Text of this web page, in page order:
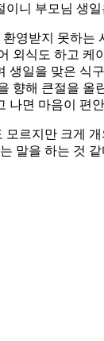
니 부모님 생
영받지 못하
식도 하고
일을 맞은
해 큰절을
면 마음이 편
르지만 크게
말을 하는 것